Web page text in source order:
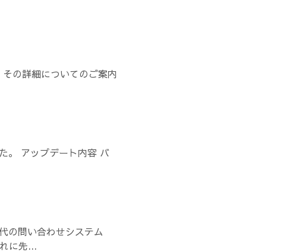
の詳細についてのご案内
。 アップデート内容 バ
の問い合わせシステム
に先...